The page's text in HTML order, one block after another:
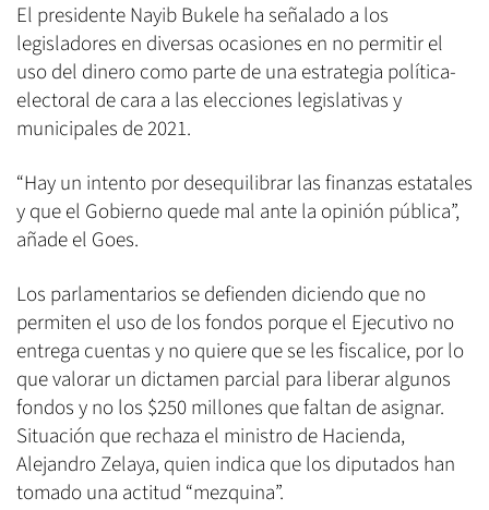
El presidente Nayib Bukele ha señalado a los
legisladores en diversas ocasiones en no permitir el
uso del dinero como parte de una estrategia política-
electoral de cara a las elecciones legislativas y
municipales de 2021.
“Hay un intento por desequilibrar las finanzas estatales
y que el Gobierno quede mal ante la opinión pública”,
añade el Goes.
Los parlamentarios se defienden diciendo que no
permiten el uso de los fondos porque el Ejecutivo no
entrega cuentas y no quiere que se les fiscalice, por lo
que valorar un dictamen parcial para liberar algunos
fondos y no los $250 millones que faltan de asignar.
Situación que rechaza el ministro de Hacienda,
Alejandro Zelaya, quien indica que los diputados han
tomado una actitud “mezquina”.